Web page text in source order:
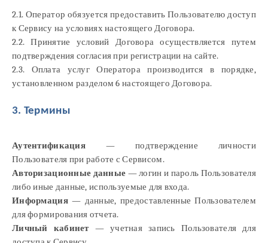
2.1. Оператор обязуется предоставить Пользователю доступ
к Сервису на условиях настоящего Договора.
2.2. Принятие условий Договора осуществляется путем
подтверждения согласия при регистрации на сайте.
2.3. Оплата услуг Оператора производится в порядке,
установленном разделом 6 настоящего Договора.
3. Термины
Аутентификация— подтверждение личности
Пользователя при работе с Сервисом.
Авторизационные данные — логин и пароль Пользователя
либо иные данные, используемые для входа.
Информация— данные, предоставленные Пользователем
для формирования отчета.
Личный кабинет— учетная запись Пользователя для